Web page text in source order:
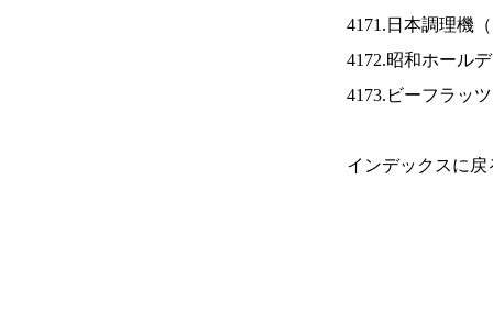
4171.日本調理機（
4172.昭和ホール
4173.ビーフラッ
インデックスに戻